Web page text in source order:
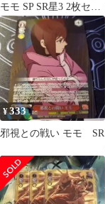
モモ SP SR星3 2枚セッ
ト
¥333
邪視との戦い モモ SR